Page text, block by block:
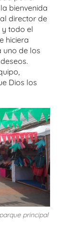
bienvenida
director de
todo el
hiciera
uno de los
Dios los
principal